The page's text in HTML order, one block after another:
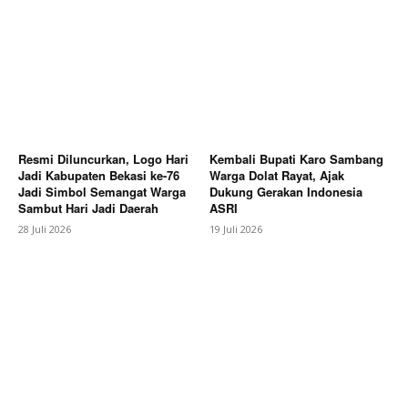
Resmi Diluncurkan, Logo Hari
Jadi Kabupaten Bekasi ke-76
Jadi Simbol Semangat Warga
Sambut Hari Jadi Daerah
28 Juli 2026
Kembali Bupati Karo Sambang
Warga Dolat Rayat, Ajak
Dukung Gerakan Indonesia
ASRI
19 Juli 2026